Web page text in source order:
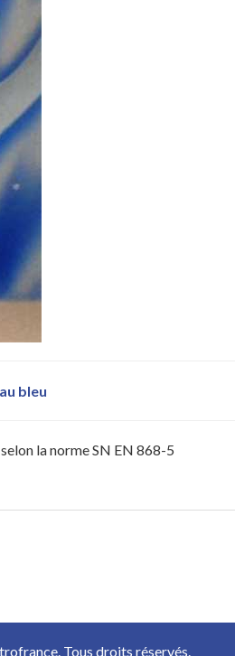
bleu
la norme SN EN 868-5
Tous droits réservés.